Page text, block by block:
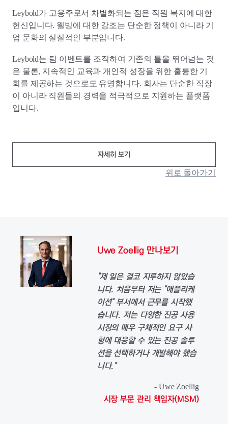
Leybold가 고용주로서 차별화되는 점은 직원 복지에 대한
헌신입니다. 웰빙에 대한 강조는 단순한 정책이 아니라 기
업 문화의 실질적인 부분입니다.
Leybold는 팀 이벤트를 조직하여 기존의 틀을 뛰어넘는 것
은 물론, 지속적인 교육과 개인적 성장을 위한 훌륭한 기
회를 제공하는 것으로도 유명합니다. 회사는 단순한 직장
이 아니라 직원들의 경력을 적극적으로 지원하는 플랫폼
입니다.
...
자세히 보기
위로 돌아가기
Uwe Zoellig 만나보기
"제 일은 결코 지루하지 않았습
니다. 처음부터 저는 "애플리케
이션" 부서에서 근무를 시작했
습니다. 저는 다양한 진공 사용
시장의 매우 구체적인 요구 사
항에 대응할 수 있는 진공 솔루
션을 선택하거나 개발해야 했습
니다."
- Uwe Zoellig
시장 부문 관리 책임자(MSM)